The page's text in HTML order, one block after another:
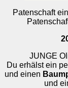
Patenschaft
JUNGE
Du erhälst ein
und einen
und